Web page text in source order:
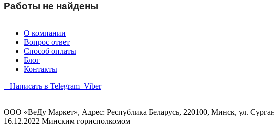
Работы не найдены
О компании
Вопрос ответ
Способ оплаты
Блог
Контакты
Написать в Telegram Viber
ООО «ВеДу Маркет», Адрес: Республика Беларусь, 220100, Минск, ул.
16.12.2022 Минским горисполкомом